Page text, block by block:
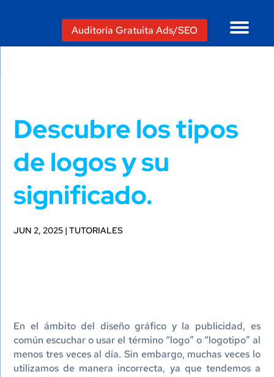
Auditoría Gratuita Ads/SEO
Descubre los tipos
de logos y su
significado.
JUN 2, 2025 |TUTORIALES
En el ámbito del diseño gráfico y la publicidad, es
común escuchar o usar el término “logo” o “logotipo” al
menos tres veces al día. Sin embargo, muchas veces lo
utilizamos de manera incorrecta, ya que tendemos a